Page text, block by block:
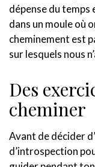
dépense du temps
dans un moule où
cheminement est
sur lesquels nous
Des
cheminer
Avant de décider
d’introspection